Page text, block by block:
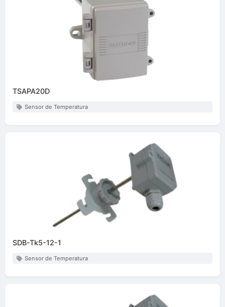
TSAPA20D
Sensor de Temperatura
SDB-Tk5-12-1
Sensor de Temperatura